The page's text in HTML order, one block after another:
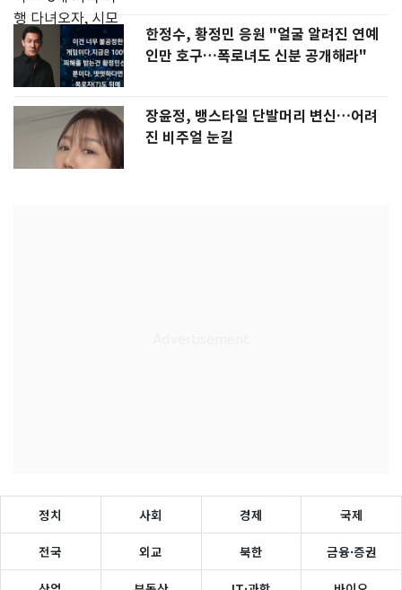
한정수, 황정민 응원 "얼굴 알려진 연예
인만 호구…폭로녀도 신분 공개해라"
장윤정, 뱅스타일 단발머리 변신…어려
진 비주얼 눈길
정치 사회 경제 국제
전국 외교 북한 금융·증권